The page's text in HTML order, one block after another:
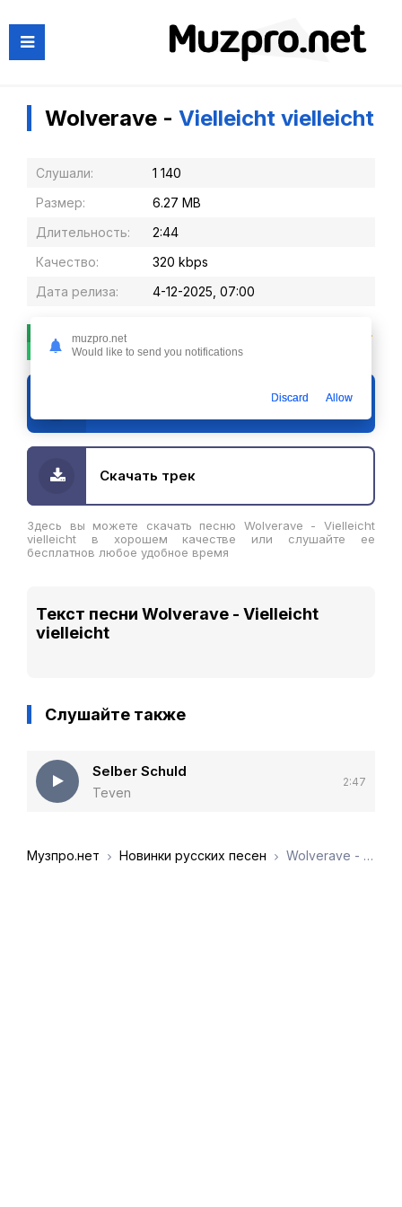
Wolverave - Vielleicht vielleicht
Слушали:
1 140
Размер:
6.27 MB
Длительность:
2:44
Качество:
320 kbps
Дата релиза:
4-12-2025, 07:00
0
Скачать трек
Здесь вы можете скачать песню Wolverave - Vielleicht
vielleicht в хорошем качестве или слушайте ее
бесплатнов любое удобное время
Текст песни Wolverave - Vielleicht
vielleicht
Слушайте также
Selber Schuld
Teven
2:47
Музпро.нет Новинки русских песен Wolverave - Vielleicht vielleicht
muzpro.net
Would like to send you notifications
Discard Allow